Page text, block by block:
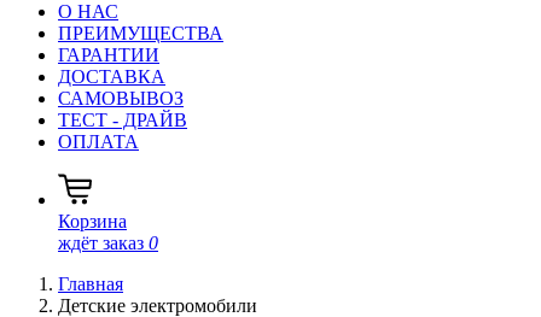
О НАС
ПРЕИМУЩЕСТВА
ГАРАНТИИ
ДОСТАВКА
САМОВЫВОЗ
ТЕСТ - ДРАЙВ
ОПЛАТА
Корзина
ждёт заказ 0
Главная
Детские электромобили